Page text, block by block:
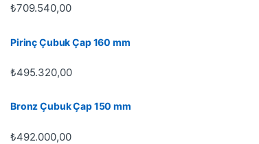
₺709.540,00
Pirinç Çubuk Çap 160 mm
₺495.320,00
Bronz Çubuk Çap 150 mm
₺492.000,00